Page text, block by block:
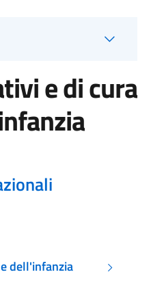
e di cura
dell'infanzia